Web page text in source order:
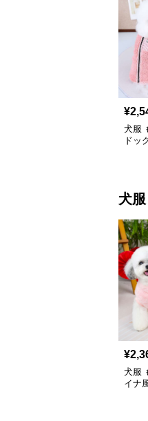
¥
犬服
ドッ
犬服
¥
犬服
イナ